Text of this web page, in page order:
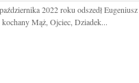
2022 roku odszedł Eugeniusz
Mąż, Ojciec, Dziadek...